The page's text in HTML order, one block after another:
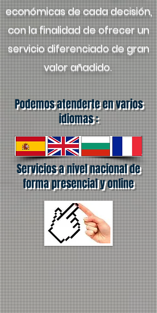
económicas de cada decisión,
con la finalidad de ofrecer un
servicio diferenciado de gran
valor añadido.
Podemos atenderte en varios
idiomas :
Servicios a nivel nacional de
forma presencial y online